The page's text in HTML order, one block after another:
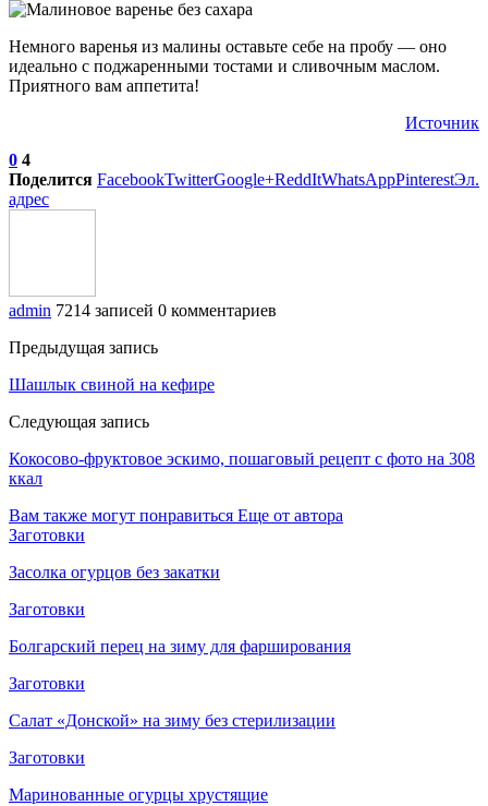
Немного варенья из малины оставьте себе на пробу — оно
идеально с поджаренными тостами и сливочным маслом.
Приятного вам аппетита!
Источник
0 4
Поделится FacebookTwitterGoogle+ReddItWhatsAppPinterestЭл.
адрес
admin 7214 записей 0 комментариев
Предыдущая запись
Шашлык свиной на кефире
Следующая запись
Кокосово-фруктовое эскимо, пошаговый рецепт с фото на 308
ккал
Вам также могут понравиться Еще от автора
Заготовки
Засолка огурцов без закатки
Заготовки
Болгарский перец на зиму для фарширования
Заготовки
Салат «Донской» на зиму без стерилизации
Заготовки
Маринованные огурцы хрустящие